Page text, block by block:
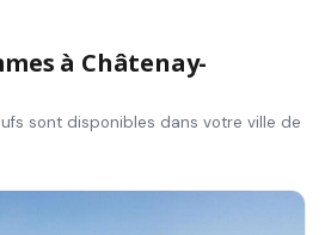
à Châtenay-
sont disponibles dans votre ville de